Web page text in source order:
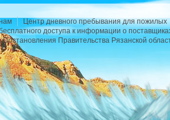
Центр дневного пребывания для пожилых
доступа к информации о
Правительства Рязанской